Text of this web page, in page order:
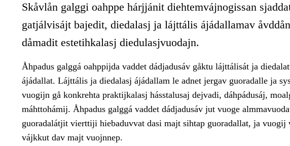
Skåvlån galggi oahppe hárjjánit diehtemvájnogissan
gatjálvisájt bajedit, diedalasj ja lájttális ájádallamav
dåmadit estetihkalasj diedulasjvuodajn.
Åhpadus galggá oahppijda vaddet dádjadusáv gåktu lájttálisát ja
ájádallat. Lájttális ja diedalasj ájádallam le adnet jergav guoradalle ja
vuogijn gå konkrehta praktijkalasj hásstalusaj dejvadi, dáhpádusáj,
máhttohámij. Åhpadus galggá vaddet dádjadusáv jut vuoge
guoradalátjit vierttiji hiebaduvvat dasi majt sihtap guoradallat, ja
vájkkut dav majt vuojnnep.